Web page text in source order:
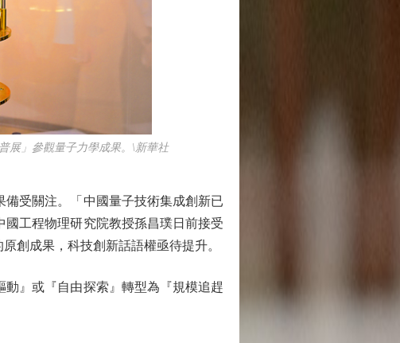
展」參觀量子力學成果。\新華社
受關注。「中國量子技術集成創新已
工程物理研究院教授孫昌璞日前接受
創成果，科技創新話語權亟待提升。
』或『自由探索』轉型為『規模追趕